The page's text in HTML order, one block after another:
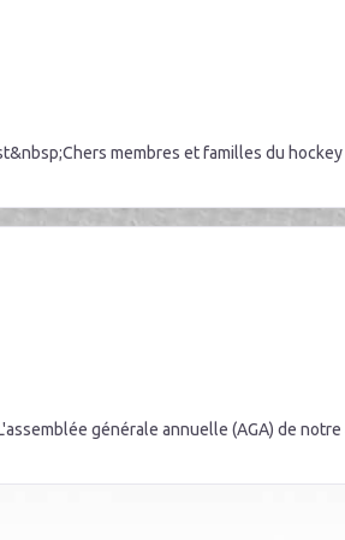
membres et familles du hockey
générale annuelle (AGA) de